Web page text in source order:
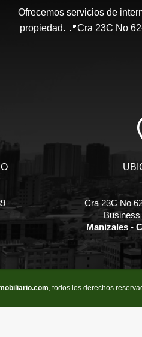
Ofrecemos servicios de
propiedad. 📍Cra 23C No
Cra 23C No
Manizales -
, todos los derechos